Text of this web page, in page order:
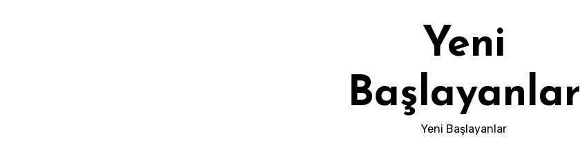
Yeni
Başlayanlar
Yeni Başlayanlar